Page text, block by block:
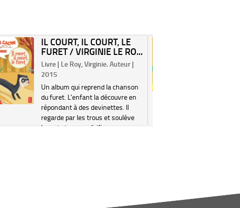
IL COURT, IL COURT, LE
FURET / VIRGINIE LE RO...
Livre | Le Roy, Virginie. Auteur |
2015
Un album qui reprend la chanson
du furet. L'enfant la découvre en
répondant à des devinettes. Il
regarde par les trous et soulève
les rabats pour vérifier sa